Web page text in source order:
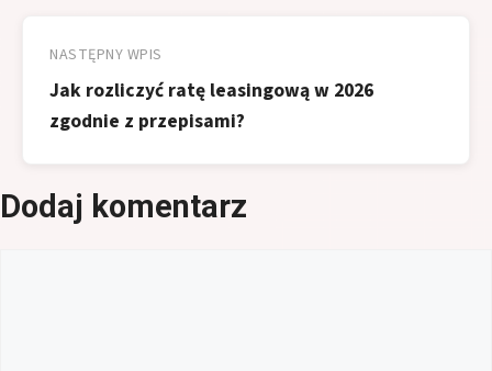
NASTĘPNY WPIS
Jak rozliczyć ratę leasingową w 2026
zgodnie z przepisami?
Dodaj komentarz